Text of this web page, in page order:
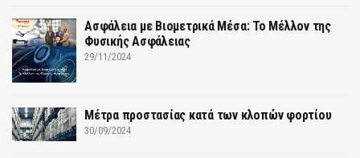
Ασφάλεια με Βιομετρικά Μέσα: Το Μέλλον της
Φυσικής Ασφάλειας
29/11/2024
Μέτρα προστασίας κατά των κλοπών φορτίου
30/09/2024